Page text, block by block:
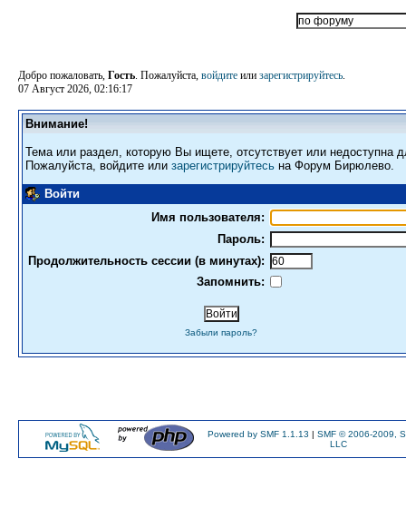
Добро пожаловать, Гость. Пожалуйста, войдите или зарегистрируйтесь.
07 Август 2026, 02:16:17
Внимание!
Тема или раздел, которую Вы ищете, отсутствует или недоступна
Пожалуйста, войдите или зарегистрируйтесь на Форум Бирюлево.
Войти
Имя пользователя:
Пароль:
Продолжительность сессии (в минутах):
Запомнить:
Забыли пароль?
Powered by SMF 1.1.13 | SMF © 2006-2009,
LLC